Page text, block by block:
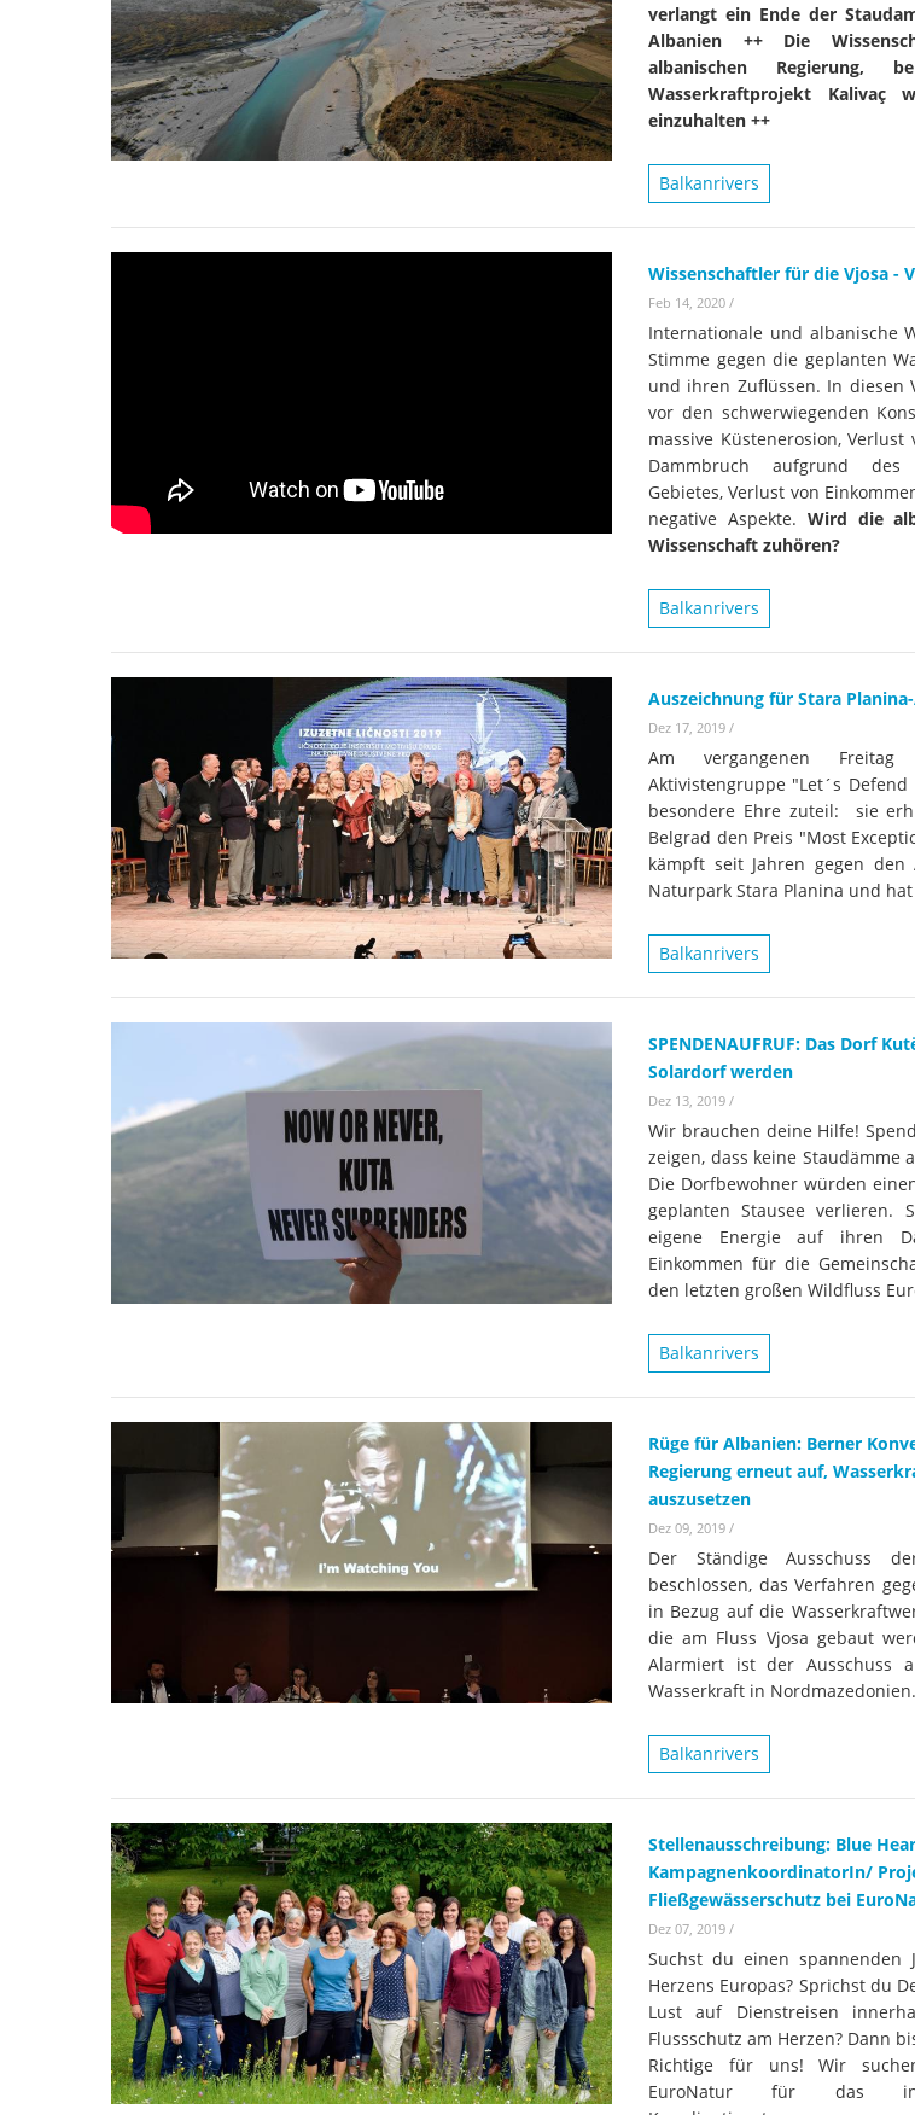
verlangt ein Ende der
Albanien ++ Die
albanischen
Wasserkraftprojekt Kalivaç
einzuhalten ++
Balkanrivers
Wissenschaftler für die Vjosa -
Feb 14, 2020 /
Internationale und albanische
Stimme gegen die geplanten
und ihren Zuflüssen. In diesen
vor den schwerwiegenden
massive Küstenerosion,
Dammbruch aufgrund des
Gebietes, Verlust von
negative Aspekte. Wird die
Wissenschaft zuhören?
Balkanrivers
Auszeichnung für Stara
Dez 17, 2019 /
Am vergangenen
Aktivistengruppe "Let´s Defend
besondere Ehre zuteil: sie
Belgrad den Preis "Most
kämpft seit Jahren gegen den
Naturpark Stara Planina und
Balkanrivers
SPENDENAUFRUF: Das Dorf
Solardorf werden
Dez 13, 2019 /
Wir brauchen deine Hilfe!
zeigen, dass keine Staudämme
Die Dorfbewohner würden
geplanten Stausee verlieren.
eigene Energie auf ihren
Einkommen für die
den letzten großen Wildfluss
Balkanrivers
Rüge für Albanien: Berner
Regierung erneut auf,
auszusetzen
Dez 09, 2019 /
Der Ständige Ausschuss
beschlossen, das Verfahren
in Bezug auf die
die am Fluss Vjosa gebaut
Alarmiert ist der Ausschuss
Wasserkraft in Nordmazedonien.
Balkanrivers
Stellenausschreibung: Blue
KampagnenkoordinatorIn/
Fließgewässerschutz bei
Dez 07, 2019 /
Suchst du einen spannenden
Herzens Europas? Sprichst du
Lust auf Dienstreisen
Flussschutz am Herzen? Dann
Richtige für uns! Wir
EuroNatur für das